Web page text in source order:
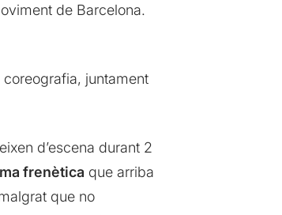
de Barcelona.
coreografia, juntament
d’escena durant 2
frenètica que arriba
que no